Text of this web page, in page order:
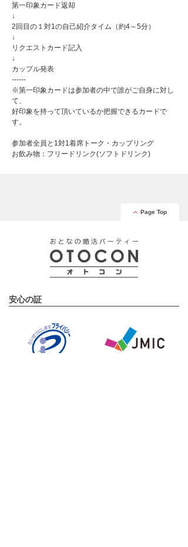
第一印象カード返却
↓
2回目の１対1の自己紹介タイム（約4～5分）
↓
リクエストカード記入
↓
カップル発表
------
※第一印象カードは参加者の中で誰がご自身に対し
て、
好印象を持って頂いているか把握できるカードで
す。
参加者全員と1対1着席トーク・カップリング
お飲み物：フリードリンク(ソフトドリンク)
Page Top
安心の証